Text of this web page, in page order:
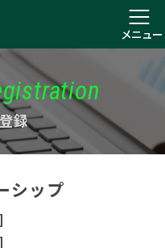
メニュー
録
シップ